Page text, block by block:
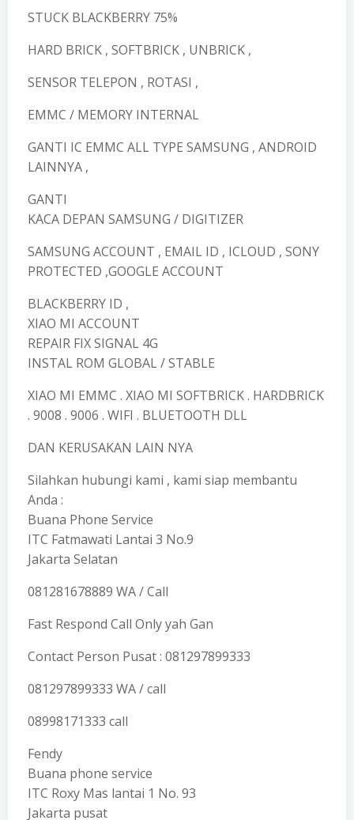
STUCK BLACKBERRY 75%
HARD BRICK , SOFTBRICK , UNBRICK ,
SENSOR TELEPON , ROTASI ,
EMMC / MEMORY INTERNAL
GANTI IC EMMC ALL TYPE SAMSUNG , ANDROID
LAINNYA ,
GANTI
KACA DEPAN SAMSUNG / DIGITIZER
SAMSUNG ACCOUNT , EMAIL ID , ICLOUD , SONY
PROTECTED ,GOOGLE ACCOUNT
BLACKBERRY ID ,
XIAO MI ACCOUNT
REPAIR FIX SIGNAL 4G
INSTAL ROM GLOBAL / STABLE
XIAO MI EMMC . XIAO MI SOFTBRICK . HARDBRICK
. 9008 . 9006 . WIFI . BLUETOOTH DLL
DAN KERUSAKAN LAIN NYA
Silahkan hubungi kami , kami siap membantu
Anda :
Buana Phone Service
ITC Fatmawati Lantai 3 No.9
Jakarta Selatan
081281678889 WA / Call
Fast Respond Call Only yah Gan
Contact Person Pusat : 081297899333
081297899333 WA / call
08998171333 call
Fendy
Buana phone service
ITC Roxy Mas lantai 1 No. 93
Jakarta pusat